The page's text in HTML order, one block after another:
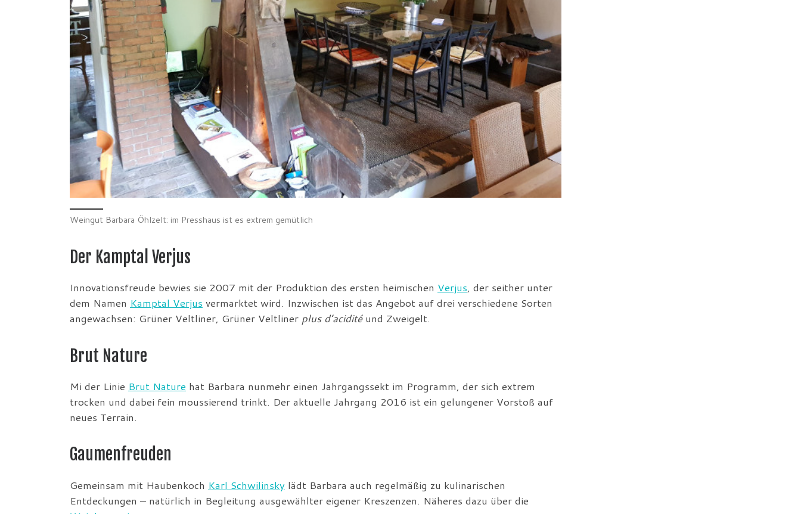
Weingut Barbara Öhlzelt: im Presshaus ist es extrem gemütlich
Der Kamptal Verjus
Innovationsfreude bewies sie 2007 mit der Produktion des ersten heimischen Verjus, der seither unter
dem Namen Kamptal Verjus vermarktet wird. Inzwischen ist das Angebot auf drei verschiedene Sorten
angewachsen: Grüner Veltliner, Grüner Veltliner plus d’aciditéund Zweigelt.
Brut Nature
Mi der Linie Brut Nature hat Barbara nunmehr einen Jahrgangssekt im Programm, der sich extrem
trocken und dabei fein moussierend trinkt. Der aktuelle Jahrgang 2016 ist ein gelungener Vorstoß auf
neues Terrain.
Gaumenfreuden
Gemeinsam mit Haubenkoch Karl Schwilinsky lädt Barbara auch regelmäßig zu kulinarischen
Entdeckungen – natürlich in Begleitung ausgewählter eigener Kreszenzen. Näheres dazu über die